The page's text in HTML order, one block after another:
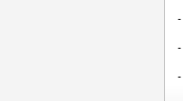
-
-
-